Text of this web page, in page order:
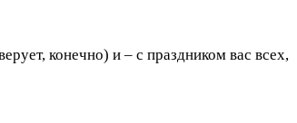
конечно) и – с праздником вас всех,